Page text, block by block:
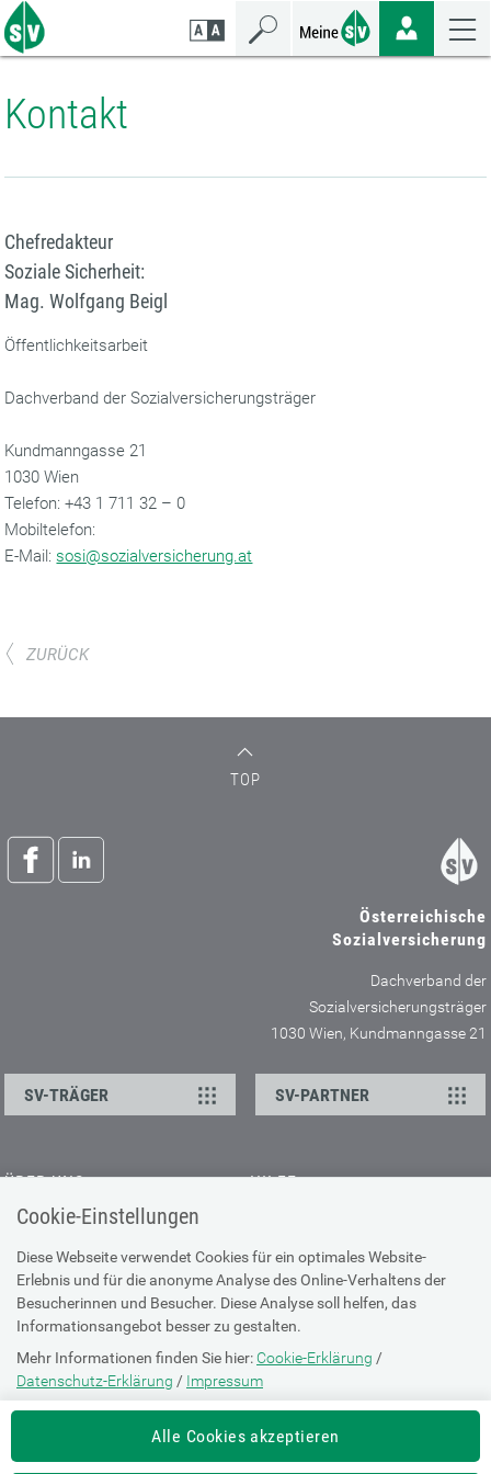
Cookie-Einstellungen
Diese Webseite verwendet Cookies für ein optimales Website-
Erlebnis und für die anonyme Analyse des Online-Verhaltens der
Besucherinnen und Besucher. Diese Analyse soll helfen, das
Informationsangebot besser zu gestalten.
Mehr Informationen finden Sie hier: Cookie-Erklärung /
Datenschutz-Erklärung / Impressum
Die Einstellung können Sie jederzeit auf der Seite "Cookie-Erklärung"
Alle Cookies akzeptieren
Zum
Seiteninhalt
springen
Zur
Navigation
springen
Zur
Mobilen
Navigation
springen
Kontakt
Chefredakteur
Soziale Sicherheit:
Mag. Wolfgang Beigl
Öffentlichkeitsarbeit
Dachverband der Sozialversicherungsträger
Kundmanngasse 21
1030 Wien
‌Telefon: +43 1 711 32 – 0
Mobiltelefon:
‌E-Mail: sosi@sozialversicherung.at
ZURÜCK
TOP
Österreichische
Sozialversicherung
Dachverband der
Sozialversicherungsträger
1030 Wien, Kundmanngasse 21
SV-TRÄGER SV-PARTNER
ÜBER UNS
Kontakt
Offene Stellen
Presse
HILFE
Browser-Info & Sicherheit
Hilfe zur Suche
Technische Unterstützung
DATENSCHUTZ
Cookie-Erklärung
Datenschutz-Erklärung